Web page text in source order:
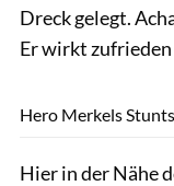
Dreck gelegt.
Er wirkt
Hero Merkels
Hier in der Nähe